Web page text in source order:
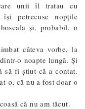
unii îl tratau cu
petrecuse nopțile
și, probabil, o
câteva vorbe, la
o noapte lungă. Și
să fi știut că a contat.
o, că nu a fost doar o
că nu am tăcut.